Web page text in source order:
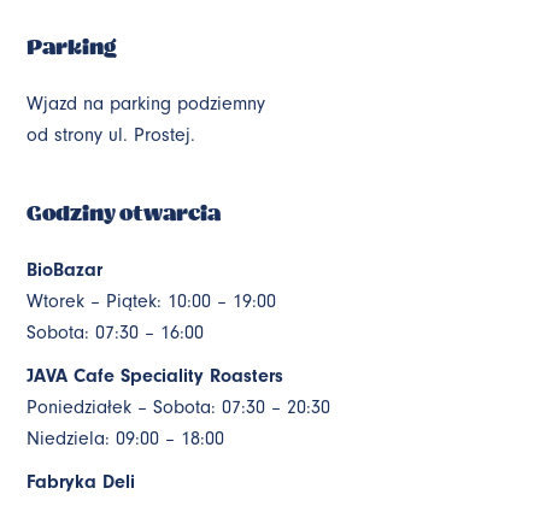
Parking
Wjazd na parking podziemny
od strony ul. Prostej.
Godziny otwarcia
BioBazar
Wtorek – Piątek: 10:00 – 19:00
Sobota: 07:30 – 16:00
JAVA Cafe Speciality Roasters
Poniedziałek – Sobota: 07:30 – 20:30
Niedziela: 09:00 – 18:00
Fabryka Deli